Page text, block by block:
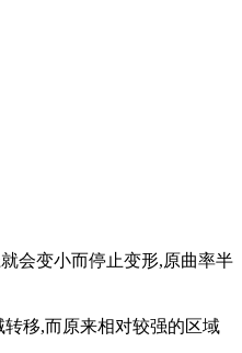
会变小而停止变形,原曲率半
移,而原来相对较强的区域